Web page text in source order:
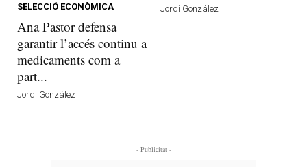
SELECCIÓ ECONÒMICA
Ana Pastor defensa
garantir l’accés continu a
medicaments com a
part...
Jordi González
Jordi González
- Publicitat -